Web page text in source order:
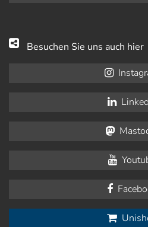
Besuchen Sie uns auch hier